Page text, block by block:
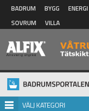
Hoppa till huvudinnehåll
BADRUM BYGG ENERGI
SOVRUM
VILLA
VÄLJ KATEGORI